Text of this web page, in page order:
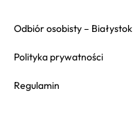
Odbiór osobisty – Białystok
Polityka prywatności
Regulamin